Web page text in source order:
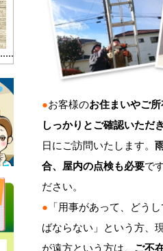
●お客様のお住まいやご
しっかりとご確認いただ
日にご訪問いたします。
合、屋内の点検も必要で
ださい。
● 「用事があって、どう
ばならない」という方、
が遠方という方は、 ご不